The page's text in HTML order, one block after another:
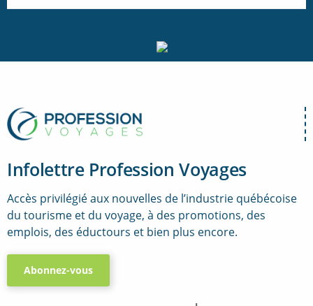
Infolettre Profession Voyages
Accès privilégié aux nouvelles de l’industrie québécoise
du tourisme et du voyage, à des promotions, des
emplois, des éductours et bien plus encore.
Abonnez-vous